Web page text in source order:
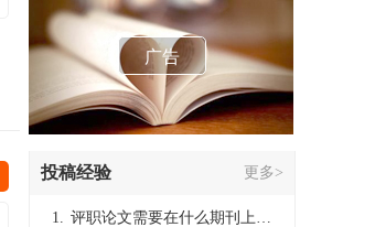
广告
投稿经验 更多>
1. 评职论文需要在什么期刊上发表？